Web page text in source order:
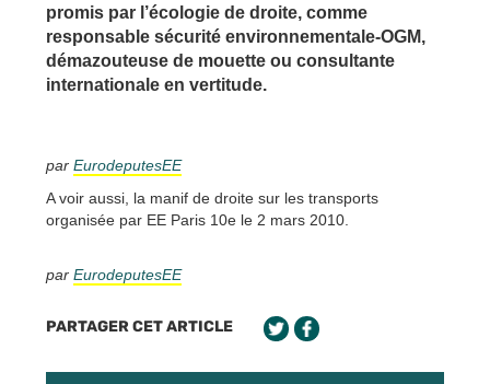
promis par l’écologie de droite, comme
responsable sécurité environnementale-OGM,
démazouteuse de mouette ou consultante
internationale en vertitude.
par EurodeputesEE
A voir aussi, la manif de droite sur les transports
organisée par EE Paris 10e le 2 mars 2010.
par EurodeputesEE
PARTAGER CET ARTICLE